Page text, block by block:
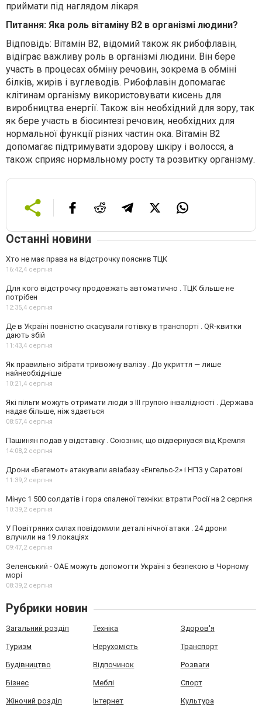
приймати під наглядом лікаря.
Питання: Яка роль вітаміну В2 в організмі людини?
Відповідь: Вітамін В2, відомий також як рибофлавін,
відіграє важливу роль в організмі людини. Він бере
участь в процесах обміну речовин, зокрема в обміні
білків, жирів і вуглеводів. Рибофлавін допомагає
клітинам організму використовувати кисень для
виробництва енергії. Також він необхідний для зору, так
як бере участь в біосинтезі речовин, необхідних для
нормальної функції різних частин ока. Вітамін В2
допомагає підтримувати здорову шкіру і волосся, а
також сприяє нормальному росту та розвитку організму.
Останні новини
Хто не має права на відстрочку пояснив ТЦК
16:42,4 серпня
Для кого відстрочку продовжать автоматично . ТЦК більше не
потрібен
12:35,4 серпня
Де в Україні повністю скасували готівку в транспорті . QR-квитки
дають збій
11:43,4 серпня
Як правильно зібрати тривожну валізу . До укриття — лише
найнеобхідніше
10:21,4 серпня
Які пільги можуть отримати люди з III групою інвалідності . Держава
надає більше, ніж здається
08:57,4 серпня
Пашинян подав у відставку . Союзник, що відвернувся від Кремля
14:08,2 серпня
Дрони «Бегемот» атакували авіабазу «Енгельс-2» і НПЗ у Саратові
11:39,2 серпня
Мінус 1 500 солдатів і гора спаленої техніки: втрати Росії на 2 серпня
10:39,2 серпня
У Повітряних силах повідомили деталі нічної атаки . 24 дрони
влучили на 19 локаціях
09:47,2 серпня
Зеленський - ОАЕ можуть допомогти Україні з безпекою в Чорному
морі
08:39,2 серпня
Рубрики новин
Загальний розділ Техніка Здоров'я
Туризм Нерухомість Транспорт
Будівництво Відпочинок Розваги
Бізнес Меблі Спорт
Жіночий розділ Інтернет Культура